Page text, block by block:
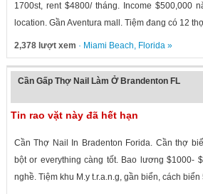
1700st, rent $4800/ tháng. Income $500,000
location. Gần Aventura mall. Tiệm đang có 12
2,378 lượt xem · Miami Beach, Florida»
Cần Gấp Thợ Nail Làm Ở Brandenton FL
Tin rao vặt này đã hết hạn
Cần Thợ Nail In Bradenton Forida. Cần thợ
bột or everything càng tốt. Bao lương $1000-
nghề. Tiệm khu M.y t.r.a.n.g, gần biển, cách